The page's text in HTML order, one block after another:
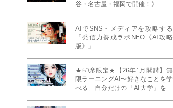
谷・名古屋・福岡で開催！》
AIでSNS・メディアを攻略する
「発信力養成ラボNEO《AI攻略
版》」
★50席限定★【26年1月開講】無
限ラーニングAI〜好きなことを学
べる、自分だけの「AI大学」を作